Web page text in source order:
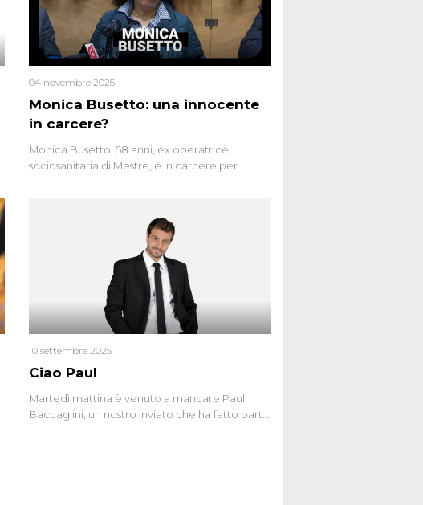
Monica Busetto: una innocente
in carcere?
04 novembre 2025
Monica Busetto, 58 anni, ex operatrice
sociosanitaria di Mestre, è in carcere per
Monica si proclama innocente. Nel 2015
un’altra donna confessa lo stesso delitto, poi
ritratta. Due colpevoli per un solo omicidio:
errore giudiziario o giustizia cieca?
Ciao Paul
10 settembre 2025
Martedì mattina è venuto a mancare Paul
Baccaglini, un nostro inviato che ha fatto parte